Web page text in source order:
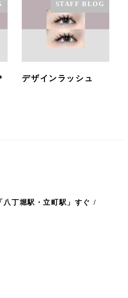
STAFF BLOG
デザインラッシュ
八丁堀駅・立町駅」すぐ /